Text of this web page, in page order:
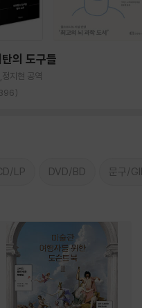
의 도구들
지현 공역
)
LP DVD/BD 문구/